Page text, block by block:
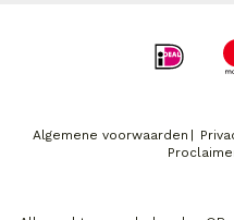
Algemene voorwaarden